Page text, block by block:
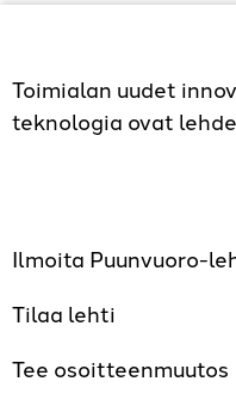
Toimialan uudet
teknologia ovat
Ilmoita Puunvuoro-
Tilaa lehti
Tee osoitteenmuutos